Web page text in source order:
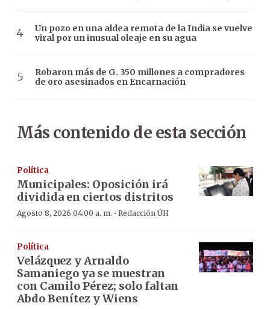
Un pozo en una aldea remota de la India se vuelve
viral por un inusual oleaje en su agua
Robaron más de G. 350 millones a compradores
de oro asesinados en Encarnación
Más contenido de esta sección
Política
Municipales: Oposición irá
dividida en ciertos distritos
Agosto 8, 2026 04:00 a. m. · Redacción ÚH
Política
Velázquez y Arnaldo
Samaniego ya se muestran
con Camilo Pérez; solo faltan
Abdo Benítez y Wiens